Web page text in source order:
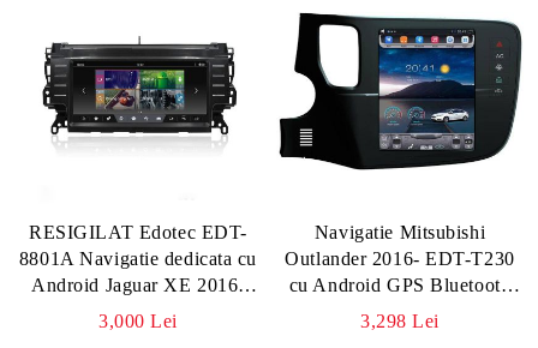
RESIGILAT Edotec EDT-
8801A Navigatie dedicata cu
Android Jaguar XE 2016-
2018 (39715)
3,000 Lei
Navigatie Mitsubishi
Outlander 2016- EDT-T230
cu Android GPS Bluetooth
Radio Internet procesor Six
3,298 Lei